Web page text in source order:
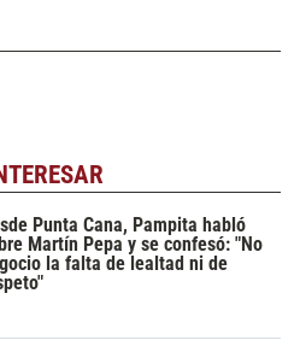
Punta Cana, Pampita habló
Martín Pepa y se confesó: "No
la falta de lealtad ni de